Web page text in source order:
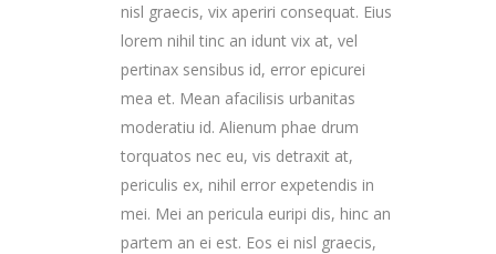
nisl graecis, vix aperiri consequat. Eius
lorem nihil tinc an idunt vix at, vel
pertinax sensibus id, error epicurei
mea et. Mean afacilisis urbanitas
moderatiu id. Alienum phae drum
torquatos nec eu, vis detraxit at,
periculis ex, nihil error expetendis in
mei. Mei an pericula euripi dis, hinc an
partem an ei est. Eos ei nisl graecis,